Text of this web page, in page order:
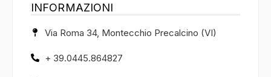
INFORMAZIONI
Via Roma 34, Montecchio Precalcino (VI)
+ 39.0445.864827